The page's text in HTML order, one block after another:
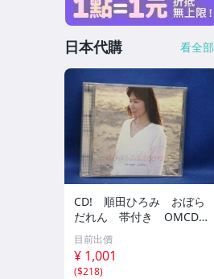
日本代購 看全部
CD! 順田ひろみ おぼら
だれん 帯付き OMCD-1
6 42405
目前出價
¥ 1,001
($218)